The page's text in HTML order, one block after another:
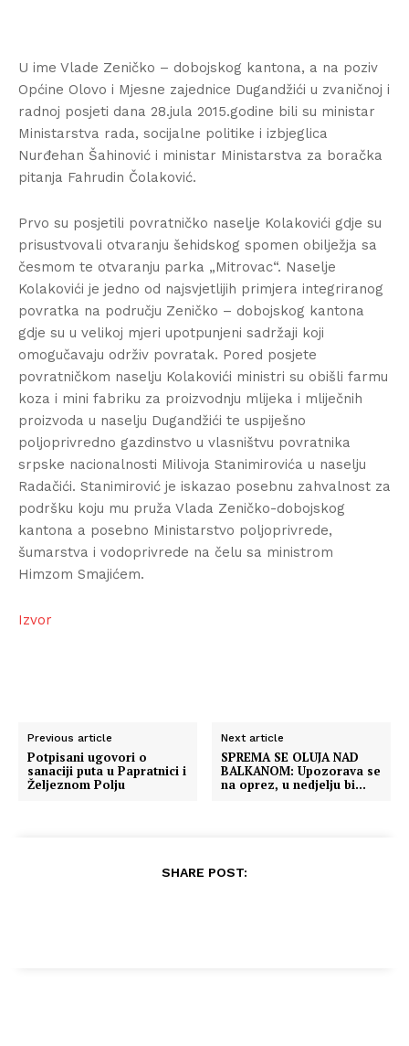
U ime Vlade Zeničko – dobojskog kantona, a na poziv
Općine Olovo i Mjesne zajednice Dugandžići u zvaničnoj i
radnoj posjeti dana 28.jula 2015.godine bili su ministar
Ministarstva rada, socijalne politike i izbjeglica
Nurđehan Šahinović i ministar Ministarstva za boračka
pitanja Fahrudin Čolaković.
Prvo su posjetili povratničko naselje Kolakovići gdje su
prisustvovali otvaranju šehidskog spomen obilježja sa
česmom te otvaranju parka „Mitrovac“. Naselje
Kolakovići je jedno od najsvjetlijih primjera integriranog
povratka na području Zeničko – dobojskog kantona
gdje su u velikoj mjeri upotpunjeni sadržaji koji
omogučavaju održiv povratak. Pored posjete
povratničkom naselju Kolakovići ministri su obišli farmu
koza i mini fabriku za proizvodnju mlijeka i mliječnih
proizvoda u naselju Dugandžići te uspiješno
poljoprivredno gazdinstvo u vlasništvu povratnika
srpske nacionalnosti Milivoja Stanimirovića u naselju
Radačići. Stanimirović je iskazao posebnu zahvalnost za
podršku koju mu pruža Vlada Zeničko-dobojskog
kantona a posebno Ministarstvo poljoprivrede,
šumarstva i vodoprivrede na čelu sa ministrom
Himzom Smajićem.
Izvor
Previous article
Potpisani ugovori o
sanaciji puta u Papratnici i
Željeznom Polju
Next article
SPREMA SE OLUJA NAD
BALKANOM: Upozorava se
na oprez, u nedjelju bi…
SHARE POST: